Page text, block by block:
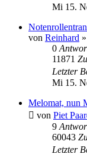
Mi 15.
von Reinhard »
0
11871
Letzter
Mi 15.
Melomat, nun
von Piet
9
60043
Letzter